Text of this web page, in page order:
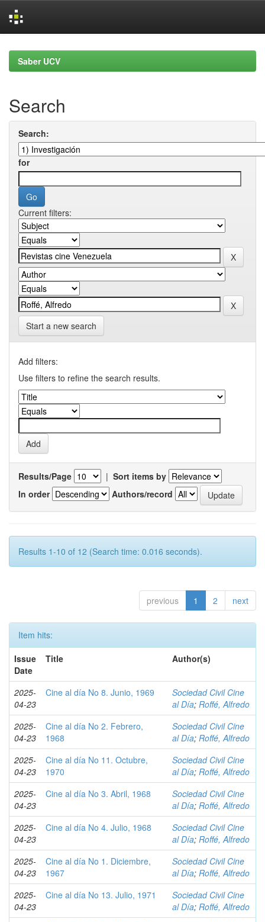
navigationSaber UCV
Search
Search:
for
Current filters:
Start a new search
Add filters:
Use filters to refine the search results.
Results/Page | Sort items by
In order
Authors/record
Results 1-10 of 12 (Search time: 0.016 seconds).
previous 1 2 next
Item hits:
Issue
Date
Title Author(s)
2025-
04-23
Cine al día No 8. Junio, 1969
Sociedad Civil Cine
al Día; Roffé, Alfredo
2025-
04-23
Cine al día No 2. Febrero,
1968
Sociedad Civil Cine
al Día; Roffé, Alfredo
2025-
04-23
Cine al día No 11. Octubre,
1970
Sociedad Civil Cine
al Día; Roffé, Alfredo
2025-
04-23
Cine al día No 3. Abril, 1968
Sociedad Civil Cine
al Día; Roffé, Alfredo
2025-
04-23
Cine al día No 4. Julio, 1968
Sociedad Civil Cine
al Día; Roffé, Alfredo
2025-
04-23
Cine al día No 1. Diciembre,
1967
Sociedad Civil Cine
al Día; Roffé, Alfredo
2025-
04-23
Cine al día No 13. Julio, 1971
Sociedad Civil Cine
al Día; Roffé, Alfredo